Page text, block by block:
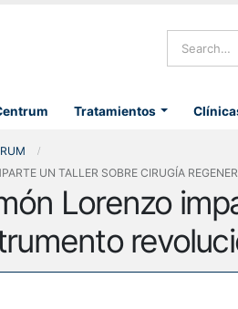
Tratamientos
UN TALLER SOBRE CIRUGÍA
Lorenzo